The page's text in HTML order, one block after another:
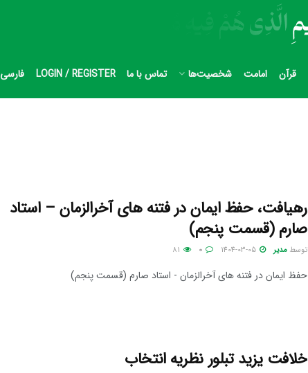
قرآن امامت شخصیت‌ها تماس با ما LOGIN / REGISTER فارسی
رهیافت، حفظ ایمان در فتنه های آخرالزمان – استاد
صارم (قسمت پنجم)
توسط مدیر
حفظ ایمان در فتنه های آخرالزمان - استاد صارم (قسمت پنجم)
خلافت یزید تبلور نظریه انتخاب